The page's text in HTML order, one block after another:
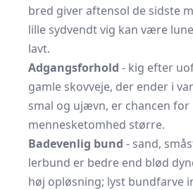
bred giver aftensol de sidste
lille sydvendt vig kan være
lavt.
Adgangsforhold - kig efter
gamle skovveje, der ender i
smal og ujævn, er chancen for
mennesketomhed større.
Badevenlig bund - sand,
lerbund er bedre end blød
høj opløsning; lyst bundfarve